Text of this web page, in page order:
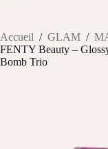
Accueil / GLAM /
FENTY Beauty –
Bomb Trio